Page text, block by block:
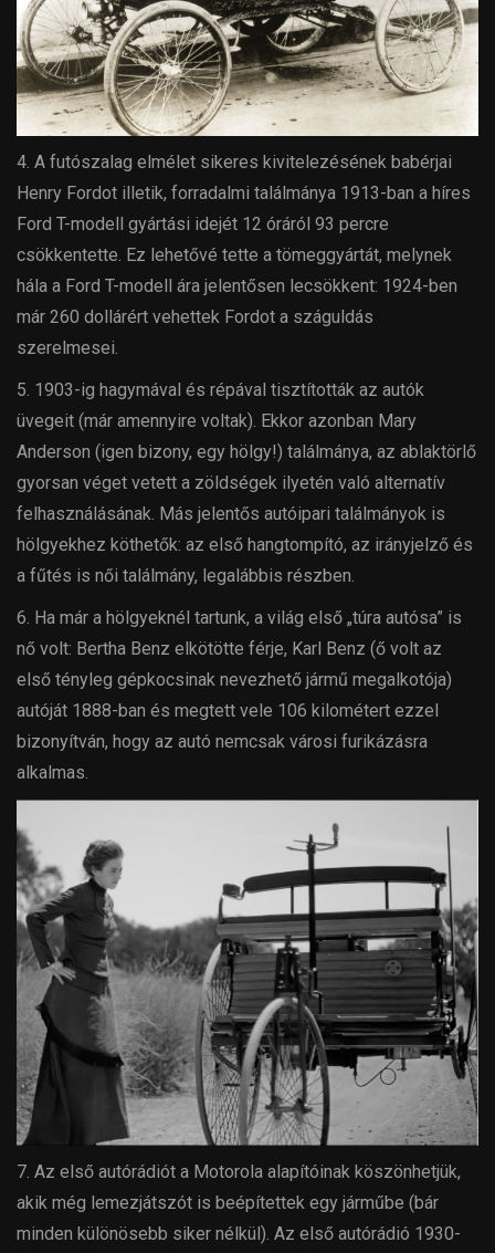
4. A futószalag elmélet sikeres kivitelezésének babérjai
Henry Fordot illetik, forradalmi találmánya 1913-ban a híres
Ford T-modell gyártási idejét 12 óráról 93 percre
csökkentette. Ez lehetővé tette a tömeggyártát, melynek
hála a Ford T-modell ára jelentősen lecsökkent: 1924-ben
már 260 dollárért vehettek Fordot a száguldás
szerelmesei.
5. 1903-ig hagymával és répával tisztították az autók
üvegeit (már amennyire voltak). Ekkor azonban Mary
Anderson (igen bizony, egy hölgy!) találmánya, az ablaktörlő
gyorsan véget vetett a zöldségek ilyetén való alternatív
felhasználásának. Más jelentős autóipari találmányok is
hölgyekhez köthetők: az első hangtompító, az irányjelző és
a fűtés is női találmány, legalábbis részben.
6. Ha már a hölgyeknél tartunk, a világ első „túra autósa” is
nő volt: Bertha Benz elkötötte férje, Karl Benz (ő volt az
első tényleg gépkocsinak nevezhető jármű megalkotója)
autóját 1888-ban és megtett vele 106 kilométert ezzel
bizonyítván, hogy az autó nemcsak városi furikázásra
alkalmas.
7. Az első autórádiót a Motorola alapítóinak köszönhetjük,
akik még lemezjátszót is beépítettek egy járműbe (bár
minden különösebb siker nélkül). Az első autórádió 1930-